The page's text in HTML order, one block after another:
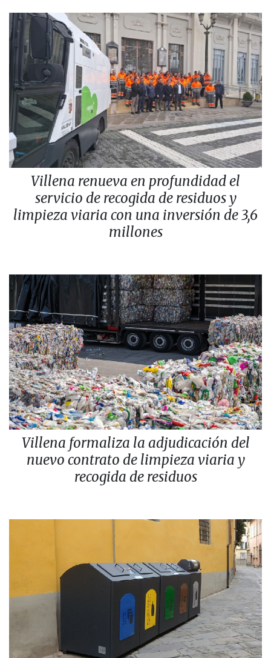
Villena renueva en profundidad el
servicio de recogida de residuos y
limpieza viaria con una inversión de 3,6
millones
Villena formaliza la adjudicación del
nuevo contrato de limpieza viaria y
recogida de residuos